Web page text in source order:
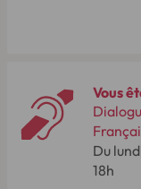
Vous
Du
18h